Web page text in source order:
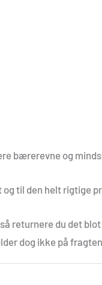
bærerevne og
til den helt rigtige
returnere du det
dog ikke på